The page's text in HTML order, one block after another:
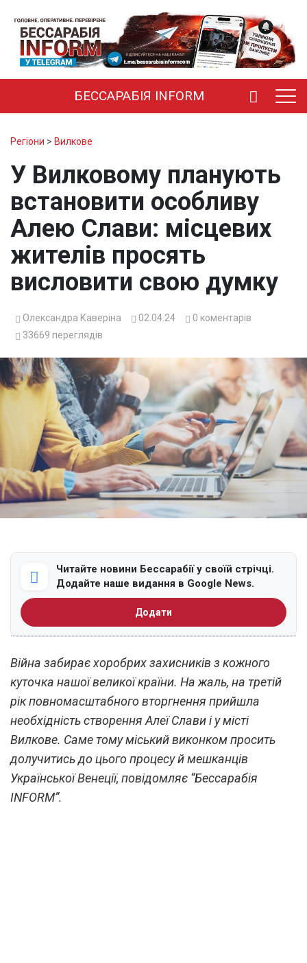
БЕССАРАБІЯ INFORM
Регіони > Вилкове
У Вилковому планують
встановити особливу
Алею Слави: місцевих
жителів просять
висловити свою думку
Олександра Каверіна 02.04.24 0 коментарів
33669 переглядів
Читайте новини Бессарабії у своїй стрічці.
Додайте наше видання в Google News.
Додати
Війна забирає хоробрих захисників з кожного
куточка нашої великої країни. На жаль, на третій
рік повномасштабного вторгнення прийшла
необхідність створення Алеї Слави і у місті
Вилкове. Саме тому міський виконком просить
долучитись до цього процесу й мешканців
Української Венеції, повідомляє “Бессарабія
INFORM”.